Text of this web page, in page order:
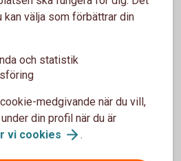
välja som förbättrar din
och statistik
medgivande när du vill,
din profil när du är
vi cookies .